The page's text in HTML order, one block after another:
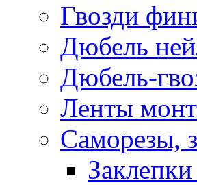
Гвозди
Дюбель
Дюбель-
Ленты
Саморезы,